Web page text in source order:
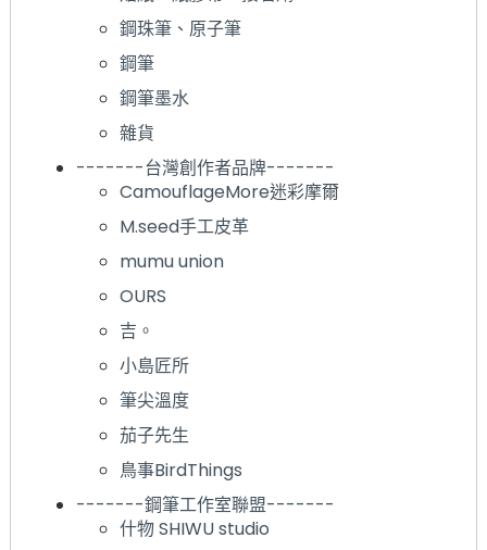
鋼珠筆、原子筆
鋼筆
鋼筆墨水
雜貨
-------台灣創作者品牌-------
CamouflageMore迷彩摩爾
M.seed手工皮革
mumu union
OURS
吉。
小島匠所
筆尖溫度
茄子先生
鳥事BirdThings
-------鋼筆工作室聯盟-------
什物 SHIWU studio